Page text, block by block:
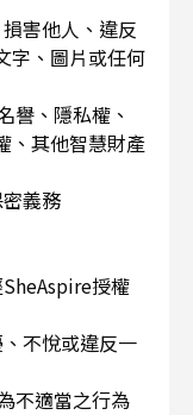
害他人、違反
字、圖片或任何
譽、隱私權、
、其他智慧財產
義務
SheAspire授權
不悅或違反一
不適當之行為